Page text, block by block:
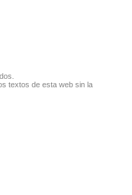
textos de esta web sin la